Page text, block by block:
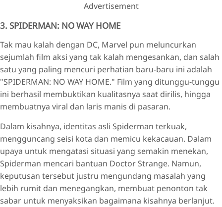
Advertisement
3. SPIDERMAN: NO WAY HOME
Tak mau kalah dengan DC, Marvel pun meluncurkan
sejumlah film aksi yang tak kalah mengesankan, dan salah
satu yang paling mencuri perhatian baru-baru ini adalah
"SPIDERMAN: NO WAY HOME." Film yang ditunggu-tunggu
ini berhasil membuktikan kualitasnya saat dirilis, hingga
membuatnya viral dan laris manis di pasaran.
Dalam kisahnya, identitas asli Spiderman terkuak,
mengguncang seisi kota dan memicu kekacauan. Dalam
upaya untuk mengatasi situasi yang semakin menekan,
Spiderman mencari bantuan Doctor Strange. Namun,
keputusan tersebut justru mengundang masalah yang
lebih rumit dan menegangkan, membuat penonton tak
sabar untuk menyaksikan bagaimana kisahnya berlanjut.